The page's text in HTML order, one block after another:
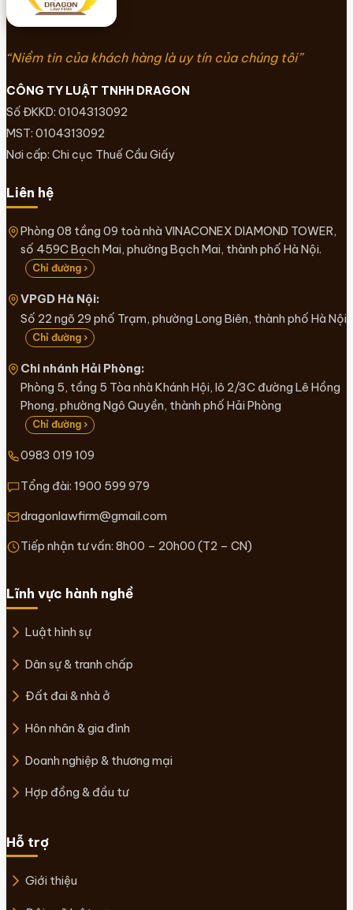
“Niềm tin của khách hàng là uy tín của chúng tôi”
CÔNG TY LUẬT TNHH DRAGON
Số ĐKKD: 0104313092
MST: 0104313092
Nơi cấp: Chi cục Thuế Cầu Giấy
Liên hệ
Phòng 08 tầng 09 toà nhà VINACONEX DIAMOND TOWER,
số 459C Bạch Mai, phường Bạch Mai, thành phố Hà Nội.
Chỉ đường ›
VPGD Hà Nội:
Số 22 ngõ 29 phố Trạm, phường Long Biên, thành phố Hà Nội
Chỉ đường ›
Chi nhánh Hải Phòng:
Phòng 5, tầng 5 Tòa nhà Khánh Hội, lô 2/3C đường Lê Hồng
Phong, phường Ngô Quyền, thành phố Hải Phòng
Chỉ đường ›
0983 019 109
Tổng đài: 1900 599 979
dragonlawfirm@gmail.com
Tiếp nhận tư vấn: 8h00 – 20h00 (T2 – CN)
Lĩnh vực hành nghề
Luật hình sự
Dân sự & tranh chấp
Đất đai & nhà ở
Hôn nhân & gia đình
Doanh nghiệp & thương mại
Hợp đồng & đầu tư
Hỗ trợ
Giới thiệu